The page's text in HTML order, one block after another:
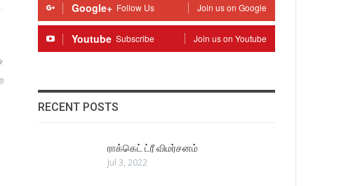
Google+ Follow Us Join us on Google
Youtube Subscribe Join us on Youtube
RECENT POSTS
ராக்கெட் ட்ரீ விமர்சனம்
Jul 3, 2022